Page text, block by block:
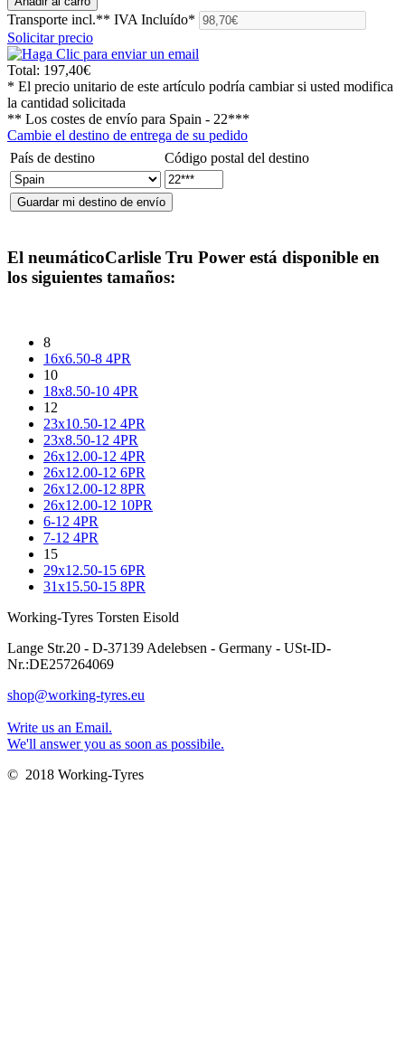
Transporte incl.** IVA Incluído*
Solicitar precio
Total: 197,40€
* El precio unitario de este artículo podría cambiar si usted modifica
la cantidad solicitada
** Los costes de envío para Spain - 22***
Cambie el destino de entrega de su pedido
País de destino
Código postal del destino
El neumáticoCarlisle Tru Power está disponible en
los siguientes tamaños:
8
16x6.50-8 4PR
10
18x8.50-10 4PR
12
23x10.50-12 4PR
23x8.50-12 4PR
26x12.00-12 4PR
26x12.00-12 6PR
26x12.00-12 8PR
26x12.00-12 10PR
6-12 4PR
7-12 4PR
15
29x12.50-15 6PR
31x15.50-15 8PR
Working-Tyres Torsten Eisold
Lange Str.20 - D-37139 Adelebsen - Germany - USt-ID-
Nr.:DE257264069
shop@working-tyres.eu
Write us an Email.
We'll answer you as soon as possibile.
© 2018 Working-Tyres